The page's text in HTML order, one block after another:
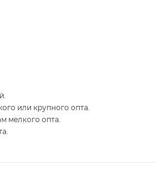
или крупного опта.
мелкого опта.